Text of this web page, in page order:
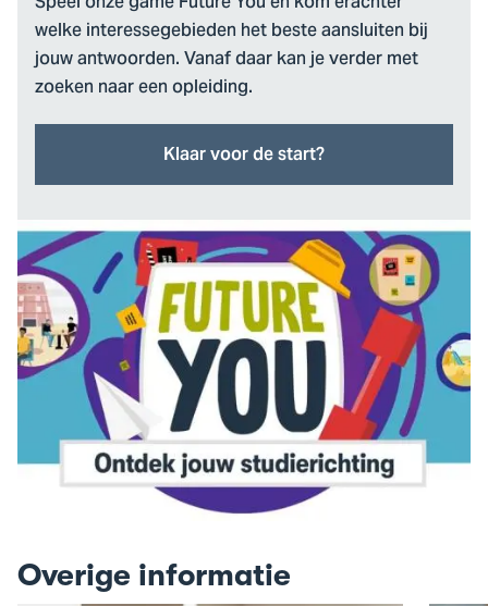
welke interessegebieden het beste aansluiten bij
jouw antwoorden. Vanaf daar kan je verder met
zoeken naar een opleiding.
Klaar voor de start?
Overige informatie